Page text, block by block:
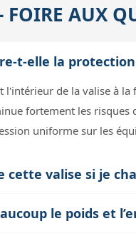
FOIRE AUX
t-elle la
de la valise à
fortement les
uniforme sur les
valise si je
intéressante pour
le poids et